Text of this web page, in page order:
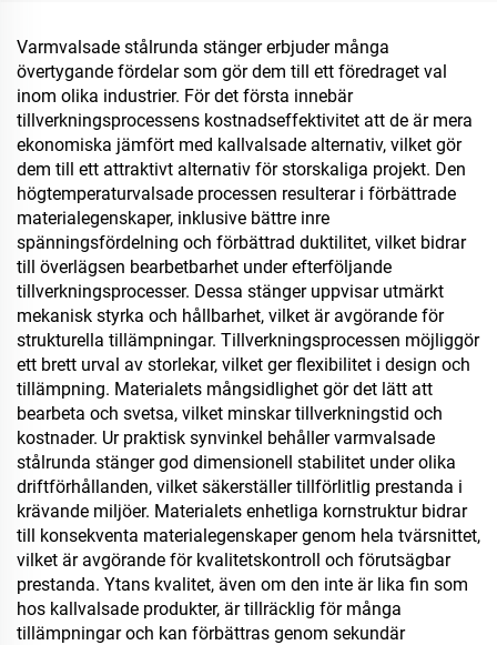
Varmvalsade stålrunda stänger erbjuder många
övertygande fördelar som gör dem till ett föredraget val
inom olika industrier. För det första innebär
tillverkningsprocessens kostnadseffektivitet att de är mera
ekonomiska jämfört med kallvalsade alternativ, vilket gör
dem till ett attraktivt alternativ för storskaliga projekt. Den
högtemperaturvalsade processen resulterar i förbättrade
materialegenskaper, inklusive bättre inre
spänningsfördelning och förbättrad duktilitet, vilket bidrar
till överlägsen bearbetbarhet under efterföljande
tillverkningsprocesser. Dessa stänger uppvisar utmärkt
mekanisk styrka och hållbarhet, vilket är avgörande för
strukturella tillämpningar. Tillverkningsprocessen möjliggör
ett brett urval av storlekar, vilket ger flexibilitet i design och
tillämpning. Materialets mångsidlighet gör det lätt att
bearbeta och svetsa, vilket minskar tillverkningstid och
kostnader. Ur praktisk synvinkel behåller varmvalsade
stålrunda stänger god dimensionell stabilitet under olika
driftförhållanden, vilket säkerställer tillförlitlig prestanda i
krävande miljöer. Materialets enhetliga kornstruktur bidrar
till konsekventa materialegenskaper genom hela tvärsnittet,
vilket är avgörande för kvalitetskontroll och förutsägbar
prestanda. Ytans kvalitet, även om den inte är lika fin som
hos kallvalsade produkter, är tillräcklig för många
tillämpningar och kan förbättras genom sekundär